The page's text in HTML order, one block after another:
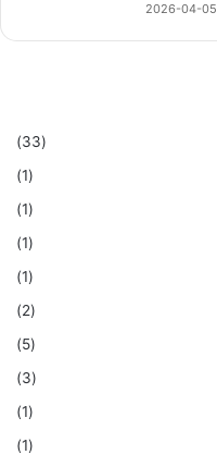
2026-04-05
(33)
(1)
(1)
(1)
(1)
(2)
(5)
(3)
(1)
(1)